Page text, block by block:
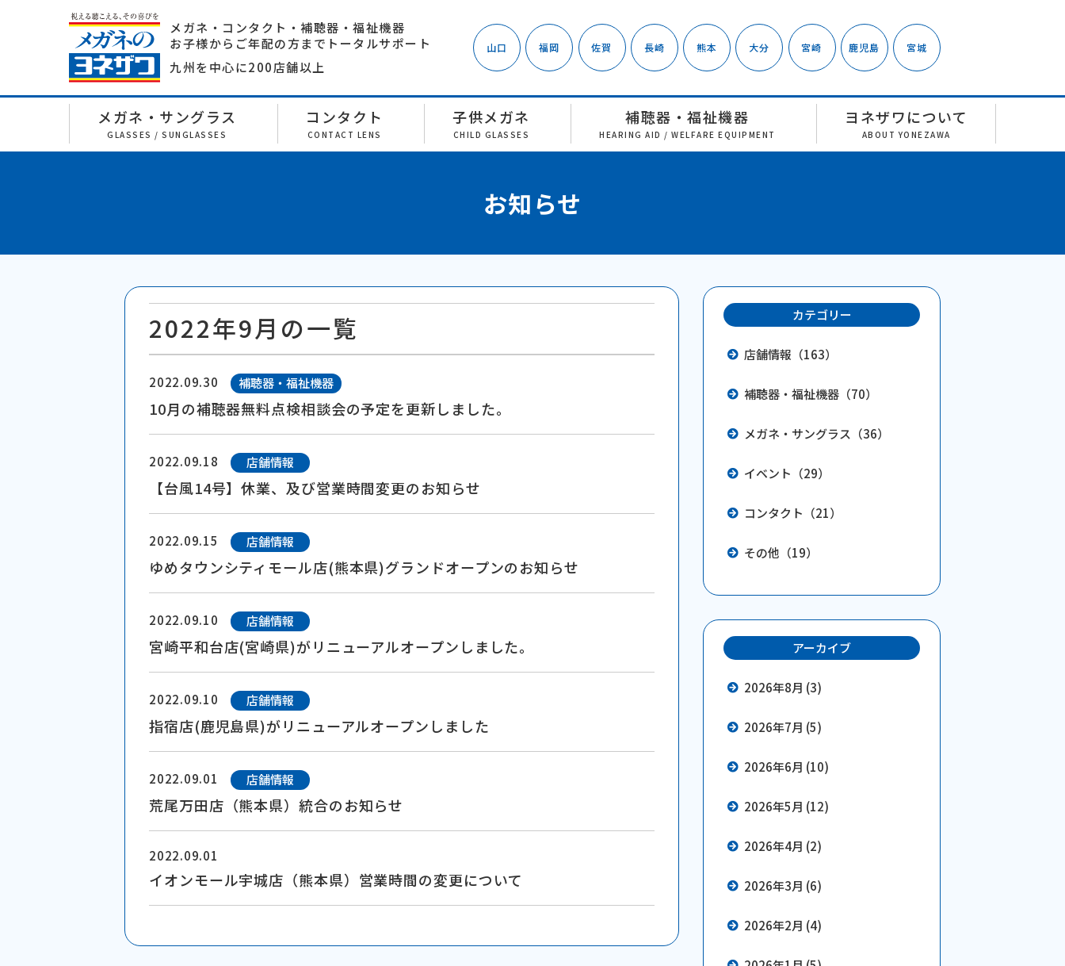
メガネ・コンタクト・補聴器・福祉機器
お子様からご年配の方までトータルサポート
九州を中心に200店舗以上
山口 福岡 佐賀 長崎 熊本 大分 宮崎 鹿児島 宮城
メガネ・サングラス
GLASSES / SUNGLASSES
コンタクト
CONTACT LENS
子供メガネ
CHILD GLASSES
補聴器・福祉機器
HEARING AID / WELFARE EQUIPMENT
ヨネザワについて
ABOUT YONEZAWA
お知らせ
2022年9月の一覧
2022.09.30 補聴器・福祉機器
10月の補聴器無料点検相談会の予定を更新しました。
2022.09.18 店舗情報
【台風14号】休業、及び営業時間変更のお知らせ
2022.09.15 店舗情報
ゆめタウンシティモール店(熊本県)グランドオープンのお知らせ
2022.09.10 店舗情報
宮崎平和台店(宮崎県)がリニューアルオープンしました。
2022.09.10 店舗情報
指宿店(鹿児島県)がリニューアルオープンしました
2022.09.01 店舗情報
荒尾万田店（熊本県）統合のお知らせ
2022.09.01
イオンモール宇城店（熊本県）営業時間の変更について
カテゴリー
店舗情報（163）
補聴器・福祉機器（70）
メガネ・サングラス（36）
イベント（29）
コンタクト（21）
その他（19）
アーカイブ
2026年8月 (3)
2026年7月 (5)
2026年6月 (10)
2026年5月 (12)
2026年4月 (2)
2026年3月 (6)
2026年2月 (4)